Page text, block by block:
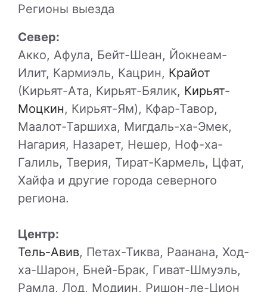
Регионы выезда
Север:
Акко, Афула, Бейт-Шеан, Йокнеам-
Илит, Кармиэль, Кацрин, Крайот
(Кирьят-Ата, Кирьят-Бялик, Кирьят-
Моцкин, Кирьят-Ям), Кфар-Тавор,
Маалот-Таршиха, Мигдаль-ха-Эмек,
Нагария, Назарет, Нешер, Ноф-ха-
Галиль, Тверия, Тират-Кармель, Цфат,
Хайфа и другие города северного
региона.
Центр:
Тель-Авив, Петах-Тиква, Раанана, Ход-
ха-Шарон, Бней-Брак, Гиват-Шмуэль,
Рамла, Лод, Модиин, Ришон-ле-Цион